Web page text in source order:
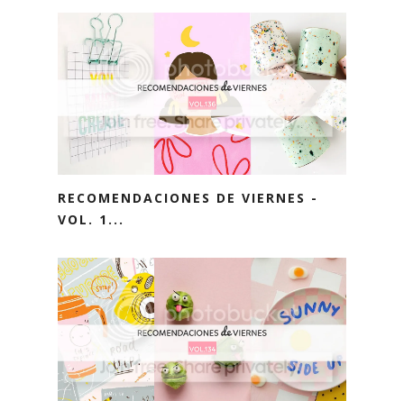
RECOMENDACIONES DE VIERNES -
VOL. 1...